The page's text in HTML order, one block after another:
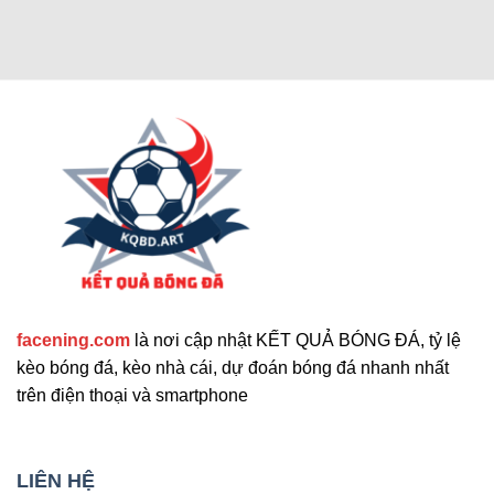
Ngoài các tính năng chính, trang web còn cung
cấp nhiều công cụ hỗ trợ khác. Những tính năng
mở rộng nổi bật mà bạn không nên bỏ qua. Chúng
facening.com là nơi cập nhật KẾT QUẢ BÓNG ĐÁ, tỷ lệ
kèo bóng đá, kèo nhà cái, dự đoán bóng đá nhanh nhất
trên điện thoại và smartphone
LIÊN HỆ